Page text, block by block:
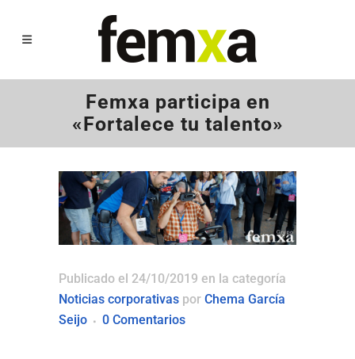
Femxa participa en
«Fortalece tu talento»
Publicado el 24/10/2019 en la categoría
Noticias corporativas por Chema García
Seijo
0 Comentarios